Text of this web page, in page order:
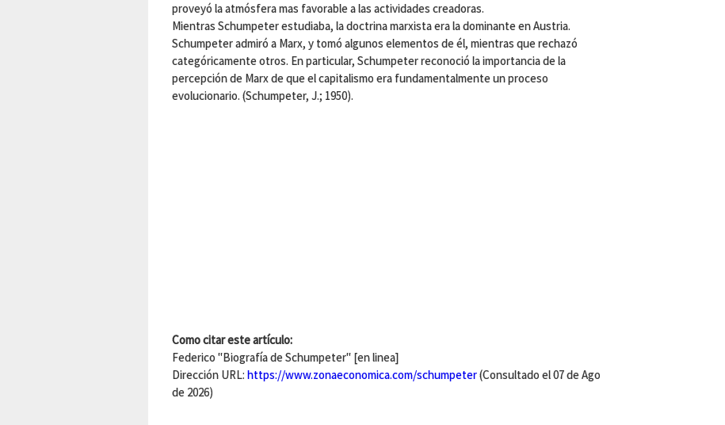
proveyó la atmósfera mas favorable a las actividades creadoras.
Mientras Schumpeter estudiaba, la doctrina marxista era la dominante en Austria.
Schumpeter admiró a Marx, y tomó algunos elementos de él, mientras que rechazó
categóricamente otros. En particular, Schumpeter reconoció la importancia de la
percepción de Marx de que el capitalismo era fundamentalmente un proceso
evolucionario. (Schumpeter, J.; 1950).
Como citar este artículo:
Federico "Biografía de Schumpeter" [en linea]
Dirección URL: https://www.zonaeconomica.com/schumpeter(Consultado el 07 de Ago
de 2026)